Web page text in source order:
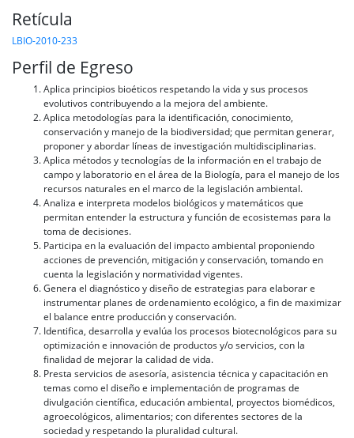
Retícula
LBIO-2010-233
Perfil de Egreso
Aplica principios bioéticos respetando la vida y sus procesos
evolutivos contribuyendo a la mejora del ambiente.
Aplica metodologías para la identificación, conocimiento,
conservación y manejo de la biodiversidad; que permitan generar,
proponer y abordar líneas de investigación multidisciplinarias.
Aplica métodos y tecnologías de la información en el trabajo de
campo y laboratorio en el área de la Biología, para el manejo de los
recursos naturales en el marco de la legislación ambiental.
Analiza e interpreta modelos biológicos y matemáticos que
permitan entender la estructura y función de ecosistemas para la
toma de decisiones.
Participa en la evaluación del impacto ambiental proponiendo
acciones de prevención, mitigación y conservación, tomando en
cuenta la legislación y normatividad vigentes.
Genera el diagnóstico y diseño de estrategias para elaborar e
instrumentar planes de ordenamiento ecológico, a fin de maximizar
el balance entre producción y conservación.
Identifica, desarrolla y evalúa los procesos biotecnológicos para su
optimización e innovación de productos y/o servicios, con la
finalidad de mejorar la calidad de vida.
Presta servicios de asesoría, asistencia técnica y capacitación en
temas como el diseño e implementación de programas de
divulgación científica, educación ambiental, proyectos biomédicos,
agroecológicos, alimentarios; con diferentes sectores de la
sociedad y respetando la pluralidad cultural.